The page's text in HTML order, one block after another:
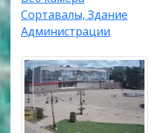
Сортавалы, Здание
Администрации